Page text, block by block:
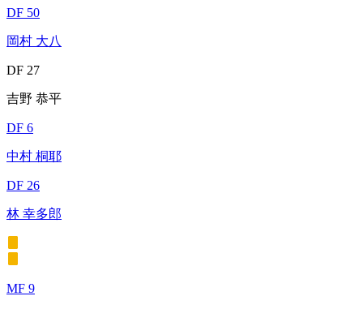
DF 50
岡村 大八
DF 27
吉野 恭平
DF 6
中村 桐耶
DF 26
林 幸多郎
MF 9